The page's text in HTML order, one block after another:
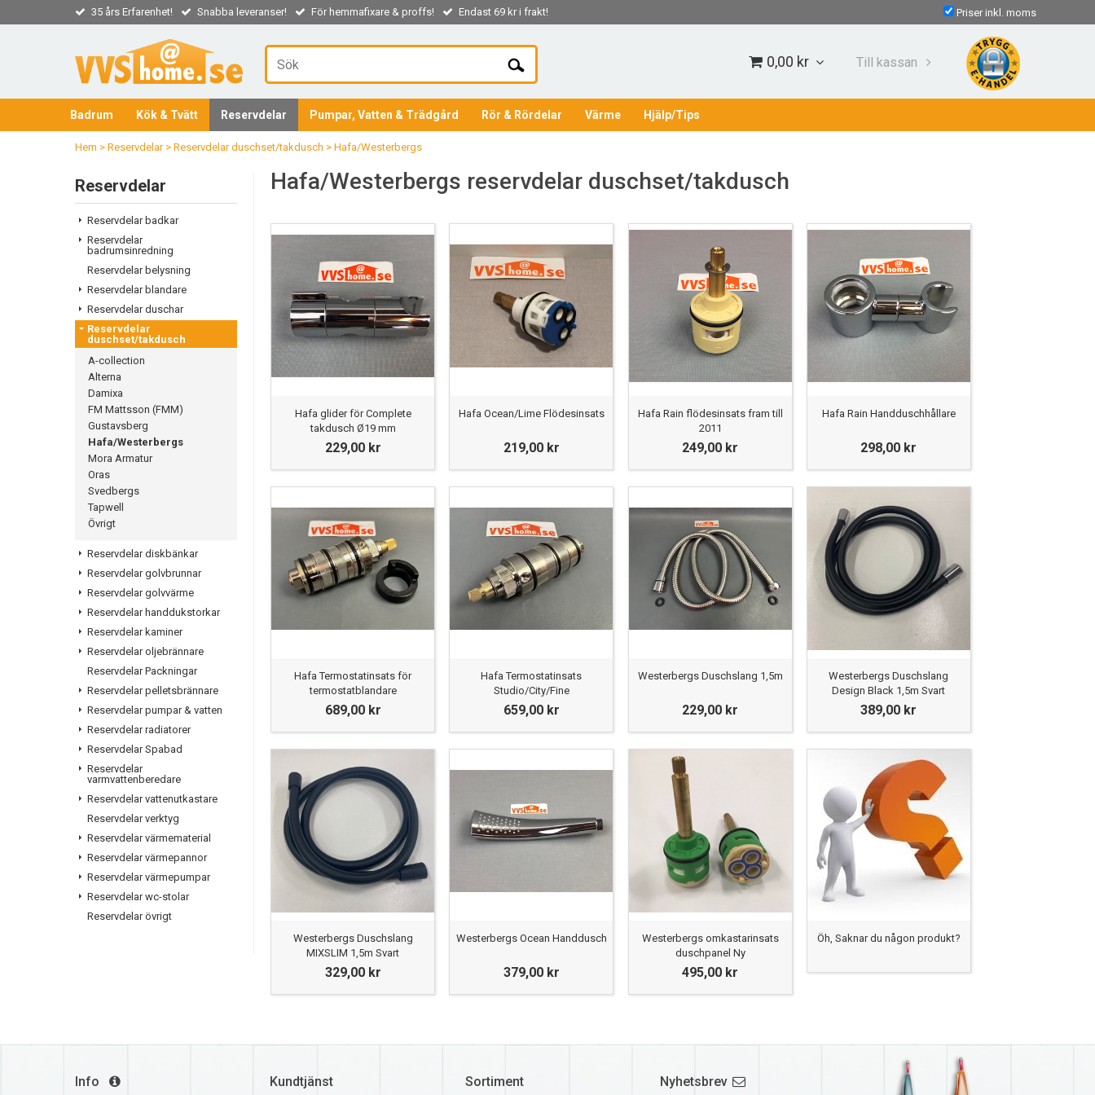
35 års Erfarenhet! Snabba leveranser! För hemmafixare & proffs! Endast 69 kr i frakt! Priser inkl. moms
0,00 kr Till kassan
Badrum Kök & Tvätt Reservdelar Pumpar, Vatten & Trädgård Rör & Rördelar Värme Hjälp/Tips
Hem > Reservdelar> Reservdelar duschset/takdusch > Hafa/Westerbergs
Reservdelar
Reservdelar badkar
Reservdelar
badrumsinredning
Reservdelar belysning
Reservdelar blandare
Reservdelar duschar
Reservdelar
duschset/takdusch
A-collection
Alterna
Damixa
FM Mattsson (FMM)
Gustavsberg
Hafa/Westerbergs
Mora Armatur
Oras
Svedbergs
Tapwell
Övrigt
Reservdelar diskbänkar
Reservdelar golvbrunnar
Reservdelar golvvärme
Reservdelar handdukstorkar
Reservdelar kaminer
Reservdelar oljebrännare
Reservdelar Packningar
Reservdelar pelletsbrännare
Reservdelar pumpar & vatten
Reservdelar radiatorer
Reservdelar Spabad
Reservdelar
varmvattenberedare
Reservdelar vattenutkastare
Reservdelar verktyg
Reservdelar värmematerial
Reservdelar värmepannor
Reservdelar värmepumpar
Reservdelar wc-stolar
Reservdelar övrigt
Hafa/Westerbergs reservdelar duschset/takdusch
Hafa glider för Complete
takdusch Ø19 mm
229,00 kr
Hafa Ocean/Lime Flödesinsats
219,00 kr
Hafa Rain flödesinsats fram till
2011
249,00 kr
Hafa Rain Handduschhållare
298,00 kr
Hafa Termostatinsats för
termostatblandare
689,00 kr
Hafa Termostatinsats
Studio/City/Fine
659,00 kr
Westerbergs Duschslang 1,5m
229,00 kr
Westerbergs Duschslang
Design Black 1,5m Svart
389,00 kr
Westerbergs Duschslang
MIXSLIM 1,5m Svart
329,00 kr
Westerbergs Ocean Handdusch
379,00 kr
Westerbergs omkastarinsats
duschpanel Ny
495,00 kr
Öh, Saknar du någon produkt?
Info Kundtjänst Sortiment Nyhetsbrev